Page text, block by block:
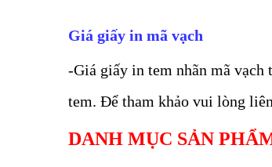
Giá giấy in mã vạch
-Giá giấy in tem nhãn mã
tem. Để tham khảo vui lòng
DANH MỤC SẢN